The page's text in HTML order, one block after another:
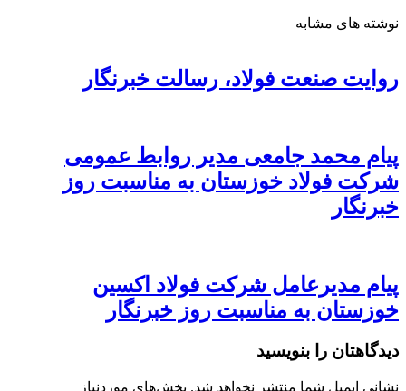
نوشته های مشابه
روایت صنعت فولاد،‌ رسالت خبرنگار
پیام محمد جامعی مدیر روابط عمومی
شرکت فولاد خوزستان به مناسبت روز
خبرنگار
پیام مدیرعامل شرکت فولاد اکسین
خوزستان به مناسبت روز خبرنگار
دیدگاهتان را بنویسید
نشانی ایمیل شما منتشر نخواهد شد. بخش‌های موردنیاز